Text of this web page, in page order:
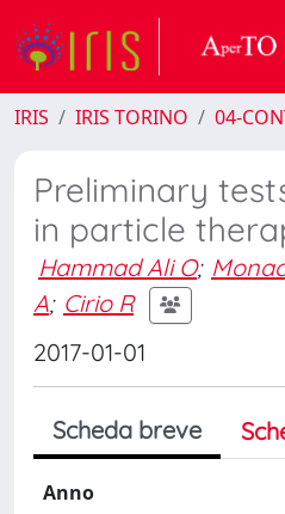
IRIS IRIS TORINO 04-
Preliminary
in particle
Hammad Ali O;
A; Cirio R
2017-01-01
Scheda breve
Anno